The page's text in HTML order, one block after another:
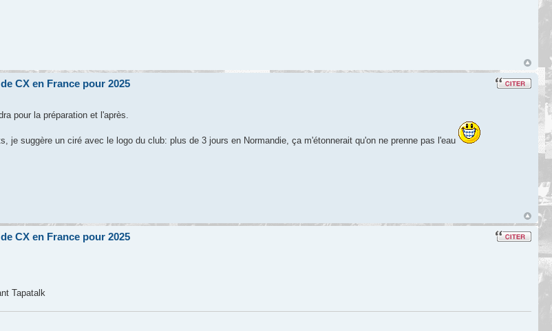
CX en France pour 2025
pour la préparation et l'après.
je suggère un ciré avec le logo du club: plus de 3 jours en Normandie, ça m'étonnerait qu'on ne prenne pas l'eau
CX en France pour 2025
Tapatalk